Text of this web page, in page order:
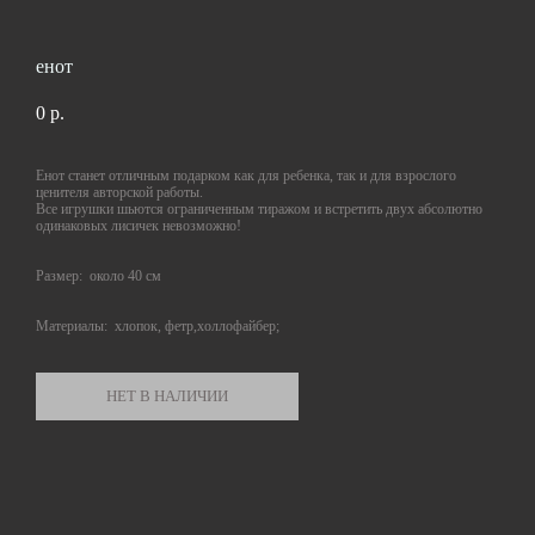
енот
0 p.
Енот станет отличным подарком как для ребенка, так и для взрослого
ценителя авторской работы.
Все игрушки шьются ограниченным тиражом и встретить двух абсолютно
одинаковых лисичек невозможно!
Размер: около 40 см
Материалы: хлопок, фетр,холлофайбер;
НЕТ В НАЛИЧИИ